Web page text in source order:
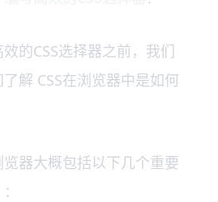
的CSS选择器之前，我们
解 CSS在浏览器中是如何
器大概包括以下几个重要